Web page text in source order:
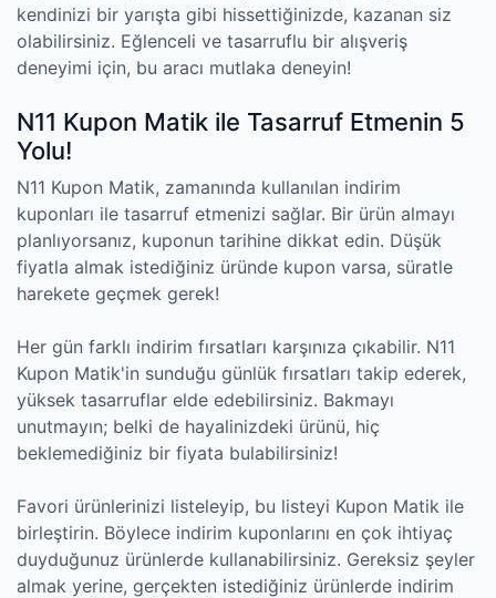
kendinizi bir yarışta gibi hissettiğinizde, kazanan siz
olabilirsiniz. Eğlenceli ve tasarruflu bir alışveriş
deneyimi için, bu aracı mutlaka deneyin!
N11 Kupon Matik ile Tasarruf Etmenin 5
Yolu!
N11 Kupon Matik, zamanında kullanılan indirim
kuponları ile tasarruf etmenizi sağlar. Bir ürün almayı
planlıyorsanız, kuponun tarihine dikkat edin. Düşük
fiyatla almak istediğiniz üründe kupon varsa, süratle
harekete geçmek gerek!
Her gün farklı indirim fırsatları karşınıza çıkabilir. N11
Kupon Matik'in sunduğu günlük fırsatları takip ederek,
yüksek tasarruflar elde edebilirsiniz. Bakmayı
unutmayın; belki de hayalinizdeki ürünü, hiç
beklemediğiniz bir fiyata bulabilirsiniz!
Favori ürünlerinizi listeleyip, bu listeyi Kupon Matik ile
birleştirin. Böylece indirim kuponlarını en çok ihtiyaç
duyduğunuz ürünlerde kullanabilirsiniz. Gereksiz şeyler
almak yerine, gerçekten istediğiniz ürünlerde indirim